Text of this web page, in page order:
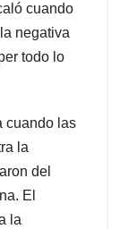
cuando
negativa
todo lo
cuando las
la
del
El
la